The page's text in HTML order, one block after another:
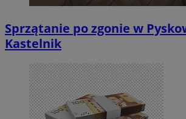
Sprzątanie po zgonie w
Kastelnik